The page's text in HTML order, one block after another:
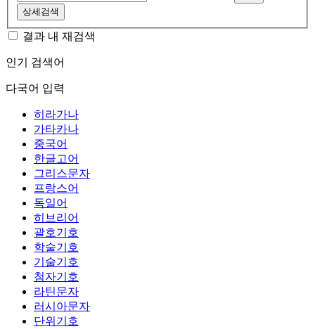
상세검색
결과 내 재검색
인기 검색어
다국어 입력
히라가나
가타카나
중국어
한글고어
그리스문자
프랑스어
독일어
히브리어
괄호기호
학술기호
기술기호
첨자기호
라틴문자
러시아문자
단위기호